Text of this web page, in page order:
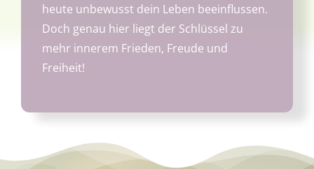
heute unbewusst dein Leben beeinflussen.
Doch genau hier liegt der Schlüssel zu
mehr innerem Frieden, Freude und
Freiheit!